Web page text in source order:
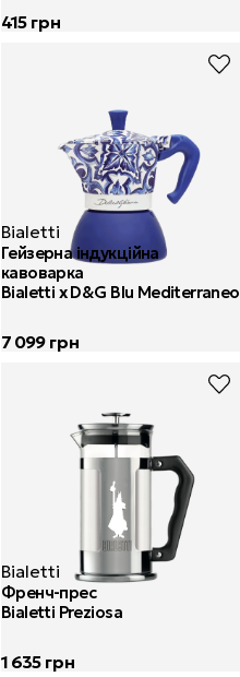
415грн
Гейзерна індукційна
кавоварка
Bialetti x D&G Blu Mediterraneo
Bialetti
7 099грн
Френч-прес
Bialetti Preziosa
Bialetti
1 635грн